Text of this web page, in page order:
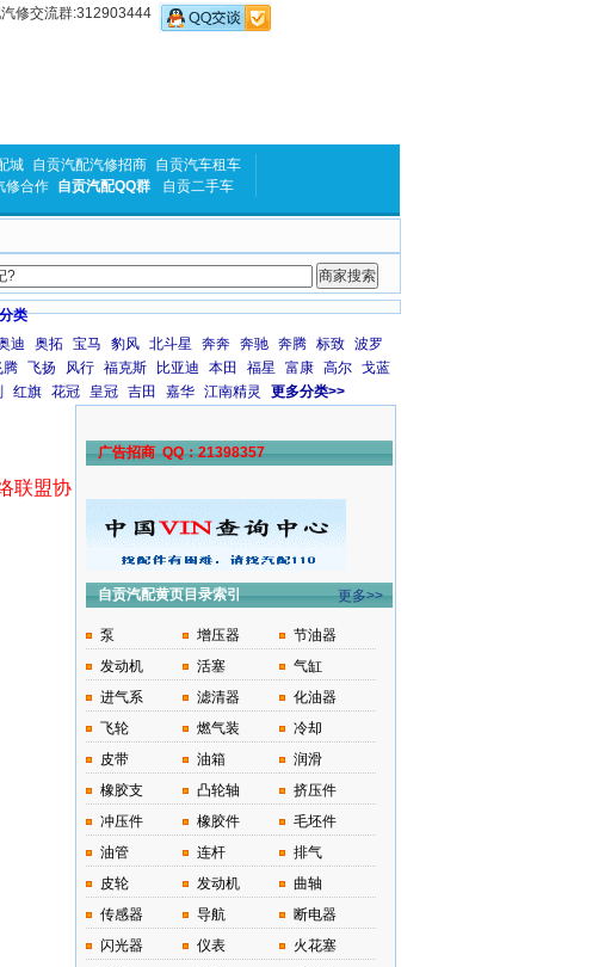
修交流群:312903444
城 自贡汽配汽修招商 自贡汽车租车
修合作 自贡汽配QQ群 自贡二手车
类
迪 奥拓 宝马 豹风 北斗星 奔奔 奔驰 奔腾 标致 波罗
腾 飞扬 风行 福克斯 比亚迪 本田 福星 富康 高尔 戈蓝
红旗 花冠 皇冠 吉田 嘉华 江南精灵 更多分类>>
联盟协
广告招商 QQ：21398357
自贡汽配黄页目录索引 更多>>
泵 增压器
节油器
发动机
活塞
气缸
进气系
滤清器
化油器
飞轮
燃气装
冷却
皮带
油箱
润滑
橡胶支
凸轮轴
挤压件
冲压件
橡胶件
毛坯件
油管
连杆
排气
皮轮
发动机
曲轴
传感器
导航
断电器
闪光器
仪表
火花塞